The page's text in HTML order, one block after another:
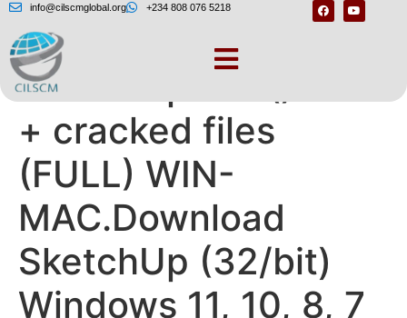
info@cilscmglobal.org +234 808 076 5218
SketchUp Pro () BIT
+ cracked files
(FULL) WIN-
MAC.Download
SketchUp (32/bit)
Windows 11, 10, 8, 7